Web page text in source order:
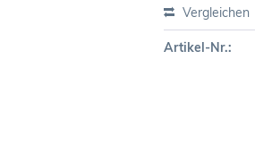
Vergleichen
Artikel-Nr.: